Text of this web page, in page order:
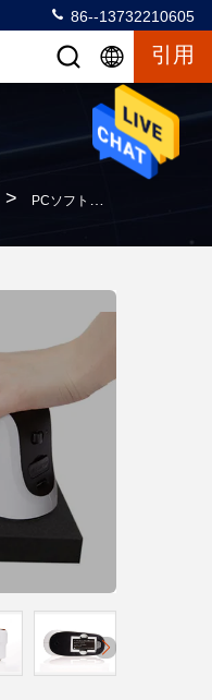
86--13732210605
引用
> PCソフトウェアは軽い分光計、携帯用色一致機械大きいTFT表示画面を導きました